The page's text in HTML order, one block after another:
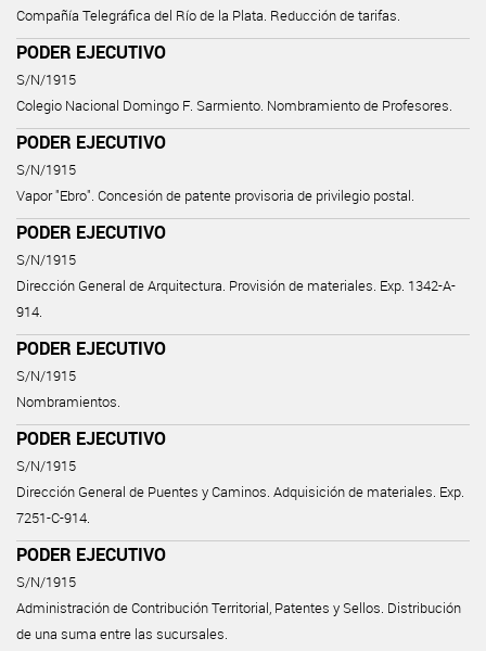
Compañía Telegráfica del Río de la Plata. Reducción de tarifas.
PODER EJECUTIVO
S/N/1915
Colegio Nacional Domingo F. Sarmiento. Nombramiento de Profesores.
PODER EJECUTIVO
S/N/1915
Vapor "Ebro". Concesión de patente provisoria de privilegio postal.
PODER EJECUTIVO
S/N/1915
Dirección General de Arquitectura. Provisión de materiales. Exp. 1342-A-
914.
PODER EJECUTIVO
S/N/1915
Nombramientos.
PODER EJECUTIVO
S/N/1915
Dirección General de Puentes y Caminos. Adquisición de materiales. Exp.
7251-C-914.
PODER EJECUTIVO
S/N/1915
Administración de Contribución Territorial, Patentes y Sellos. Distribución
de una suma entre las sucursales.